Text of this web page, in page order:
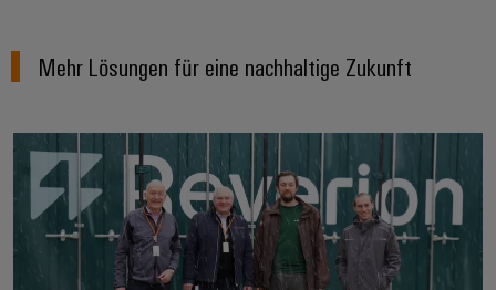
Mehr Lösungen für eine nachhaltige Zukunft
Reverion: Grüne Container